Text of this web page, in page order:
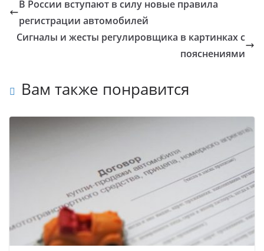
В России вступают в силу новые правила
регистрации автомобилей
Сигналы и жесты регулировщика в картинках с
пояснениями
Вам также понравится